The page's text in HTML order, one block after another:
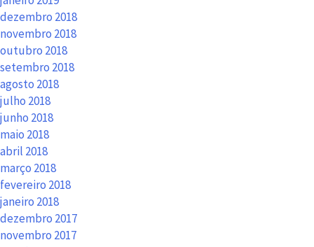
dezembro 2018
novembro 2018
outubro 2018
setembro 2018
agosto 2018
julho 2018
junho 2018
maio 2018
abril 2018
março 2018
fevereiro 2018
janeiro 2018
dezembro 2017
novembro 2017